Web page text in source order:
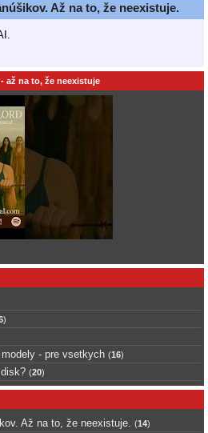
Až na to, že neexistuje.
až na to, že neexistuje
)
- pre vsetkych (16)
(20)
Až na to, že neexistuje. (14)